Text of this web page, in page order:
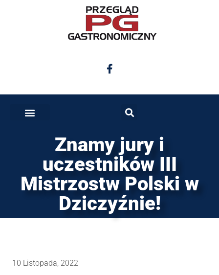
Znamy jury i
uczestników III
Mistrzostw Polski w
Dziczyźnie!
10 Listopada, 2022